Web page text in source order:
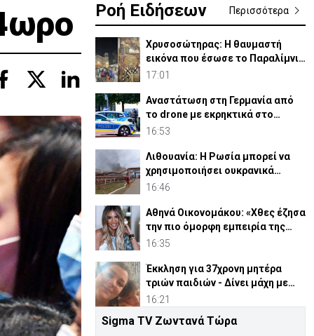
Ροή Ειδήσεων Περισσότερα
Χρυσοσώτηρας: Η θαυμαστή
εικόνα που έσωσε το Παραλίμνι
από την πανώλη (ΦΩΤΟ)
17:01
Αναστάτωση στη Γερμανία από
το drone με εκρηκτικά στο
αεροδρόμιο
16:53
Λιθουανία: Η Ρωσία μπορεί να
χρησιμοποιήσει ουκρανικά
drones κατά της Βαλτικής
16:46
Αθηνά Οικονομάκου: «Χθες έζησα
την πιο όμορφη εμπειρία της
ζωής μου»
16:35
Έκκληση για 37χρονη μητέρα
τριών παιδιών - Δίνει μάχη με
σπάνια μορφή καρκίνου
16:21
Στο «κίτρινο» η Κύπρος- Νέα
Sigma TV Ζωντανά Τώρα